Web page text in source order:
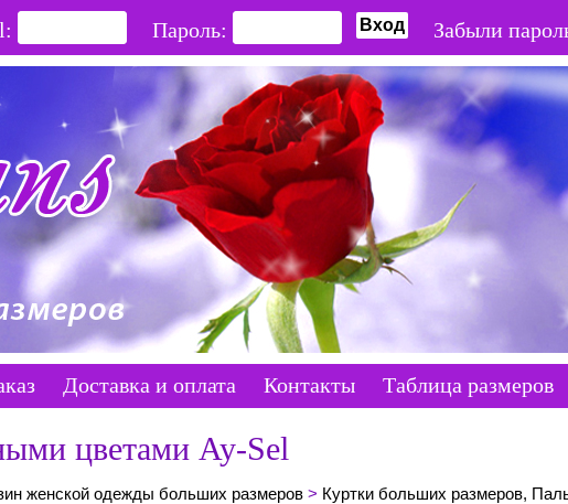
Забыли
Пароль:
Доставка и оплата Контакты Таблица размеров
цветами Ay-Sel
женской одежды больших размеров> Куртки больших размеров,